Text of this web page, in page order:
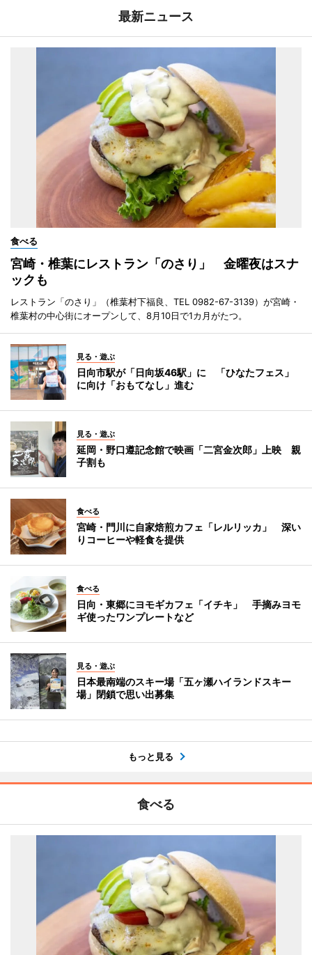
最新ニュース
食べる
宮崎・椎葉にレストラン「のさり」 金曜夜はスナ
ックも
レストラン「のさり」（椎葉村下福良、TEL 0982-67-3139）が宮崎・
椎葉村の中心街にオープンして、8月10日で1カ月がたつ。
見る・遊ぶ
日向市駅が「日向坂46駅」に 「ひなたフェス」
に向け「おもてなし」進む
見る・遊ぶ
延岡・野口遵記念館で映画「二宮金次郎」上映 親
子割も
食べる
宮崎・門川に自家焙煎カフェ「レルリッカ」 深い
りコーヒーや軽食を提供
食べる
日向・東郷にヨモギカフェ「イチキ」 手摘みヨモ
ギ使ったワンプレートなど
見る・遊ぶ
日本最南端のスキー場「五ヶ瀬ハイランドスキー
場」閉鎖で思い出募集
もっと見る
食べる